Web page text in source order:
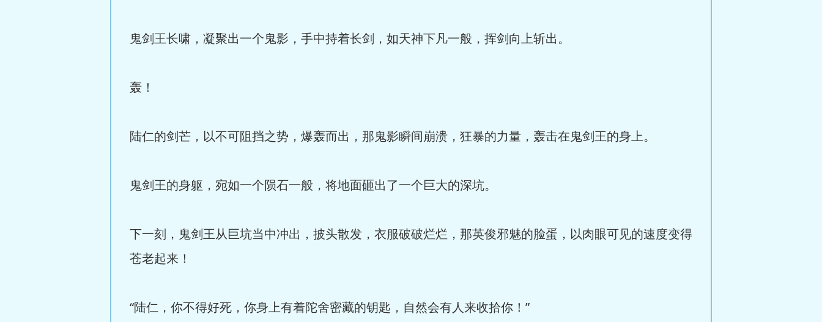
鬼剑王长啸，凝聚出一个鬼影，手中持着长剑，如天神下凡一般，挥剑向上斩出。
轰！
陆仁的剑芒，以不可阻挡之势，爆轰而出，那鬼影瞬间崩溃，狂暴的力量，轰击在鬼剑王的身上。
鬼剑王的身躯，宛如一个陨石一般，将地面砸出了一个巨大的深坑。
下一刻，鬼剑王从巨坑当中冲出，披头散发，衣服破破烂烂，那英俊邪魅的脸蛋，以肉眼可见的速度变得
苍老起来！
“陆仁，你不得好死，你身上有着陀舍密藏的钥匙，自然会有人来收拾你！”